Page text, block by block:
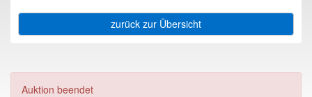
zurück zur Übersicht
Auktion beendet